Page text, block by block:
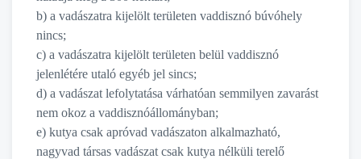
b) a vadászatra kijelölt területen vaddisznó búvóhely
nincs;
c) a vadászatra kijelölt területen belül vaddisznó
jelenlétére utaló egyéb jel sincs;
d) a vadászat lefolytatása várhatóan semmilyen zavarást
nem okoz a vaddisznóállományban;
e) kutya csak apróvad vadászaton alkalmazható,
nagyvad társas vadászat csak kutya nélküli terelő